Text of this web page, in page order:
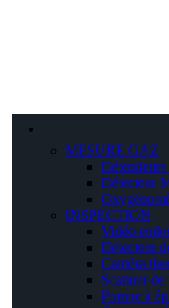
MESURE GAZ
Détecteur
INSPECTION
Vidéo
Détecteur
Caméra
Scanner
Pompe à